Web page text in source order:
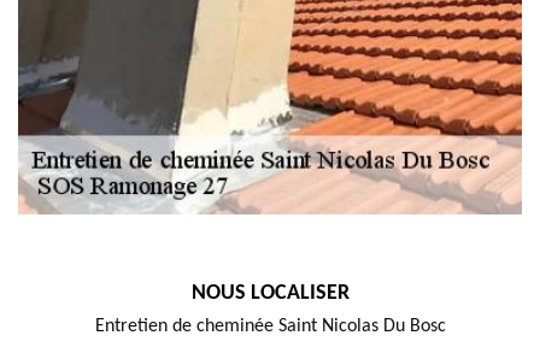
NOUS LOCALISER
Entretien de cheminée Saint Nicolas Du Bosc